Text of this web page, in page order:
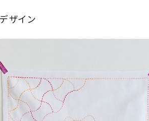
ザイン